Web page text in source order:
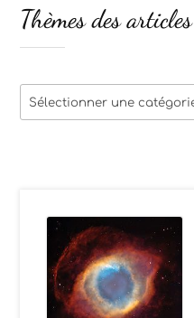
Thèmes des articles
Thèmes
des